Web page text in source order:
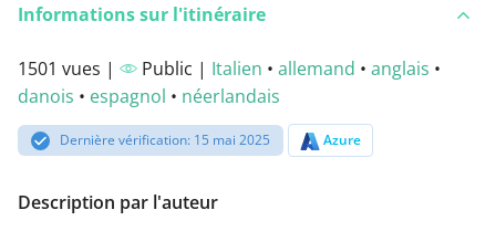
Informations sur l'itinéraire
1501 vues | Public | Italien • allemand • anglais •
danois • espagnol • néerlandais
Dernière vérification: 15 mai 2025 Azure
Description par l'auteur